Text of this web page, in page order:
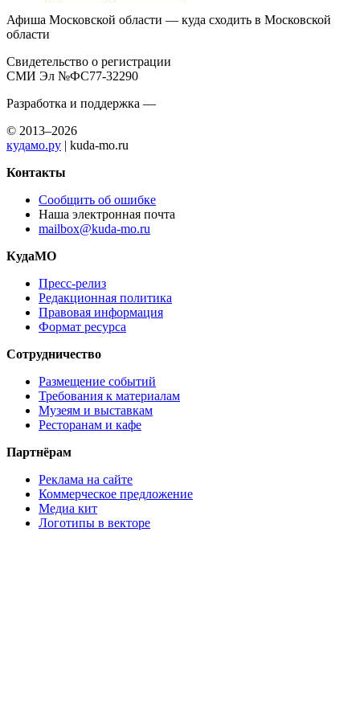
Афиша Московской области — куда сходить в Московской
области
Свидетельство о регистрации
СМИ Эл №ФС77-32290
Разработка и поддержка —
© 2013–2026
кудамо.ру | kuda-mo.ru
Контакты
Сообщить об ошибке
Наша электронная почта
mailbox@kuda-mo.ru
КудаМО
Пресс-релиз
Редакционная политика
Правовая информация
Формат ресурса
Сотрудничество
Размещение событий
Требования к материалам
Музеям и выставкам
Ресторанам и кафе
Партнёрам
Реклама на сайте
Коммерческое предложение
Медиа кит
Логотипы в векторе